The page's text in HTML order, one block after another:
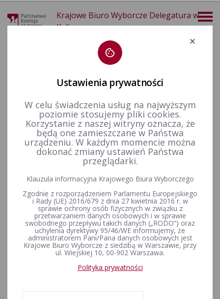
Krajowe Biuro Wyborcze Delegatura w
Kaliszu
Archiwum
Uroczystość wręczenia uchwały PKW o wyborze Prezydenta
Zakończenie konsultacji ws. kształtu kart do głosowania
Prawo Wyborcze - Samorządowe Prawo Wyborcze. Zbiór
aktów prawnych oraz wyjaśnień Państwowej Komisji
Wyborczej. - Stan prawny na dzień 30 kwietnia 1999 r.
Ustawienia prywatności
W celu świadczenia usług na najwyższym
poziomie stosujemy pliki cookies.
Korzystanie z naszej witryny oznacza, że
będą one zamieszczane w Państwa
urządzeniu. W każdym momencie można
dokonać zmiany ustawień Państwa
przeglądarki.
Klauzula informacyjna Krajowego Biura Wyborczego
Zgodnie z rozporządzeniem Parlamentu Europejskiego
i Rady (UE) 2016/679 z dnia 27 kwietnia 2016 r. w
sprawie ochrony osób fizycznych w związku z
przetwarzaniem danych osobowych i w sprawie
swobodnego przepływu takich danych („RODO”) oraz
uchylenia dyrektywy 95/46/WE informujemy, że
administratorem Pani/Pana danych osobowych jest
Krajowe Biuro Wyborcze z siedzibą w Warszawie, przy
ul. Wiejskiej 10, 00-902 Warszawa.
Polityka prywatności